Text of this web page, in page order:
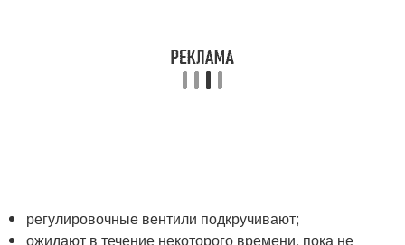
регулировочные вентили подкручивают;
ожидают в течение некоторого времени, пока не